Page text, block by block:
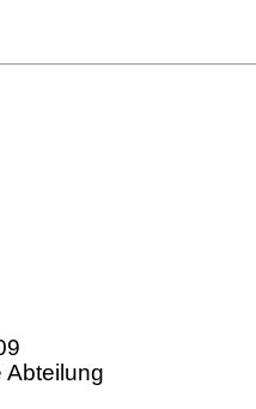
Abteilung